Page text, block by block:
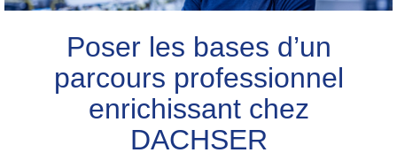
Poser les bases d’un
parcours professionnel
enrichissant chez
DACHSER